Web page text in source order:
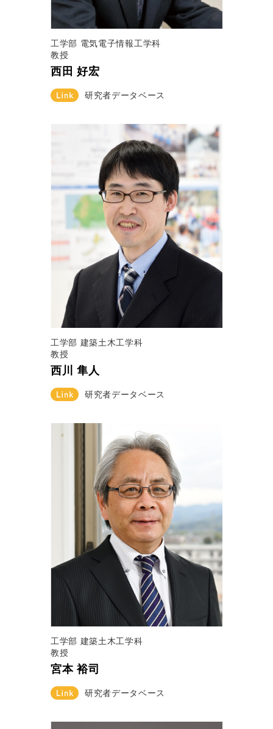
工学部 電気電子情報工学科
教授
西田 好宏
研究者データベース
工学部 建築土木工学科
教授
西川 隼人
研究者データベース
工学部 建築土木工学科
教授
宮本 裕司
研究者データベース